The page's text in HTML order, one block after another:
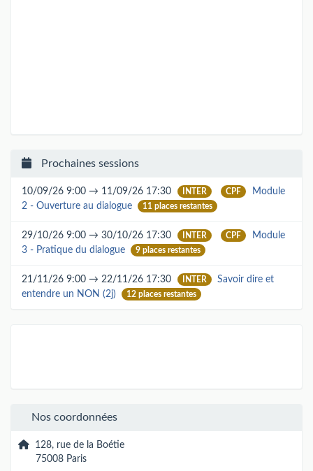
Prochaines sessions
10/09/26 9:00 → 11/09/26 17:30 INTER CPF
Module
2 - Ouverture au dialogue
11 places restantes
29/10/26 9:00 → 30/10/26 17:30 INTER CPF
Module
3 - Pratique du dialogue
9 places restantes
21/11/26 9:00 → 22/11/26 17:30 INTER
Savoir dire et
entendre un NON (2j)
12 places restantes
Nos coordonnées
128, rue de la Boétie
75008 Paris